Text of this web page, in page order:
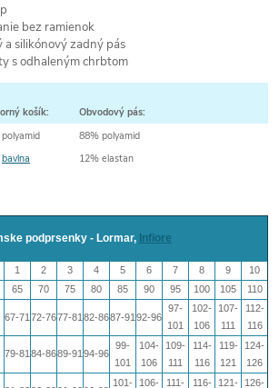
bez ramienok
a silikónový zadný pás
s odhaleným chrbtom
košík:
Obvodový pás:
bavlna
88% polyamid
12% elastan
podprsenky - Lormar, Infiore
1 2 3 4 5 6 7 8 9
10
65 70 75 80 85 90 95 100 105
110
67-71 72-7677-81 82-8687-91 92-96
97-
101
102-
106
107-
111
112-
116
79-81 84-8689-91 94-96
99-
101
104-
106
109-
111
114-
116
119-
121
124-
126
101- 106- 111- 116- 121- 126-